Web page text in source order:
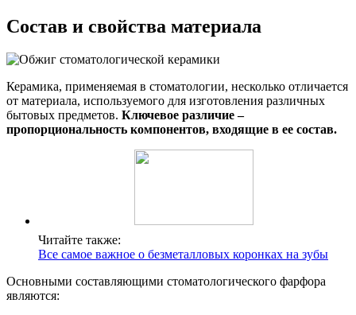
Состав и свойства материала
Керамика, применяемая в стоматологии, несколько отличается
от материала, используемого для изготовления различных
бытовых предметов. Ключевое различие –
пропорциональность компонентов, входящие в ее состав.
Читайте также:
Все самое важное о безметалловых коронках на зубы
Основными составляющими стоматологического фарфора
являются: